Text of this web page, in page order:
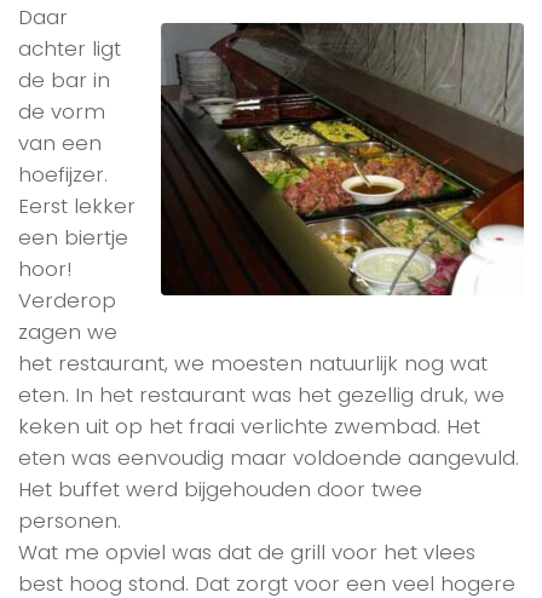
Daar
achter ligt
de bar in
de vorm
van een
hoefijzer.
Eerst lekker
een biertje
hoor!
Verderop
zagen we
het restaurant, we moesten natuurlijk nog wat
eten. In het restaurant was het gezellig druk, we
keken uit op het fraai verlichte zwembad. Het
eten was eenvoudig maar voldoende aangevuld.
Het buffet werd bijgehouden door twee
personen.
Wat me opviel was dat de grill voor het vlees
best hoog stond. Dat zorgt voor een veel hogere